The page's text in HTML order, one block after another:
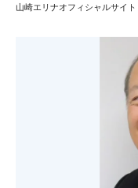
山崎エリナオフィシャルサイト